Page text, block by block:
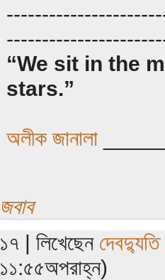
“We sit in the
stars.”
অলীক জানালা
জবাব
১৭ | লিখেছেন দেবদ্যুতি
১১:৫৫অপরাহ্ন)